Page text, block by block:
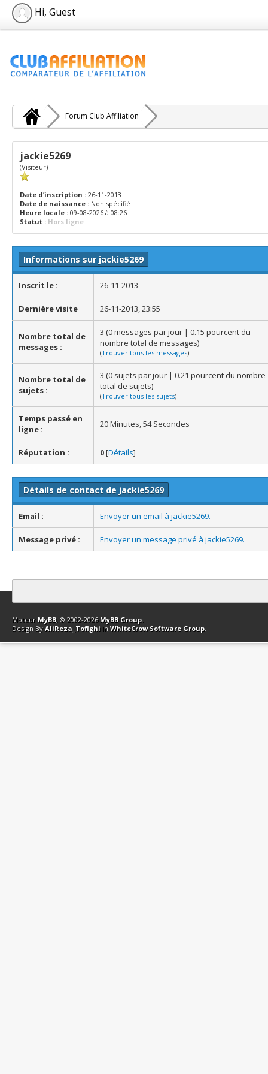
Hi, Guest
Forum Club Affiliation
jackie5269
(Visiteur)
Date d’inscription : 26-11-2013
Date de naissance : Non spécifié
Heure locale : 09-08-2026 à 08:26
Statut : Hors ligne
Informations sur jackie5269
Inscrit le : 26-11-2013
Dernière visite 26-11-2013, 23:55
Nombre total de
messages :
3 (0 messages par jour | 0.15 pourcent du
nombre total de messages)
(Trouver tous les messages)
Nombre total de
sujets :
3 (0 sujets par jour | 0.21 pourcent du nombre
total de sujets)
(Trouver tous les sujets)
Temps passé en
ligne :
20 Minutes, 54 Secondes
Réputation : 0[Détails]
Détails de contact de jackie5269
Email : Envoyer un email à jackie5269.
Message privé : Envoyer un message privé à jackie5269.
Contact Club Affiliation Retourner en haut Version bas-débit
Moteur MyBB, © 2002-2026 MyBB Group.
Design By AliReza_Tofighi In WhiteCrow Software Group.